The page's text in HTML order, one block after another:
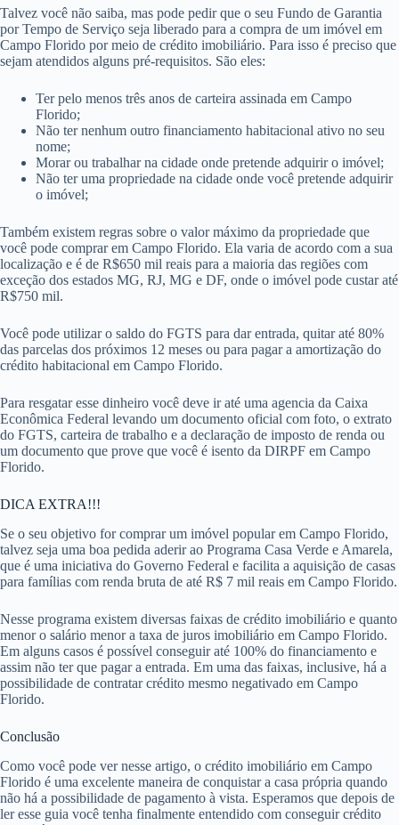
Talvez você não saiba, mas pode pedir que o seu Fundo de Garantia
por Tempo de Serviço seja liberado para a compra de um imóvel em
Campo Florido por meio de crédito imobiliário. Para isso é preciso que
sejam atendidos alguns pré-requisitos. São eles:
Ter pelo menos três anos de carteira assinada em Campo
Florido;
Não ter nenhum outro financiamento habitacional ativo no seu
nome;
Morar ou trabalhar na cidade onde pretende adquirir o imóvel;
Não ter uma propriedade na cidade onde você pretende adquirir
o imóvel;
Também existem regras sobre o valor máximo da propriedade que
você pode comprar em Campo Florido. Ela varia de acordo com a sua
localização e é de R$650 mil reais para a maioria das regiões com
exceção dos estados MG, RJ, MG e DF, onde o imóvel pode custar até
R$750 mil.
Você pode utilizar o saldo do FGTS para dar entrada, quitar até 80%
das parcelas dos próximos 12 meses ou para pagar a amortização do
crédito habitacional em Campo Florido.
Para resgatar esse dinheiro você deve ir até uma agencia da Caixa
Econômica Federal levando um documento oficial com foto, o extrato
do FGTS, carteira de trabalho e a declaração de imposto de renda ou
um documento que prove que você é isento da DIRPF em Campo
Florido.
DICA EXTRA!!!
Se o seu objetivo for comprar um imóvel popular em Campo Florido,
talvez seja uma boa pedida aderir ao Programa Casa Verde e Amarela,
que é uma iniciativa do Governo Federal e facilita a aquisição de casas
para famílias com renda bruta de até R$ 7 mil reais em Campo Florido.
Nesse programa existem diversas faixas de crédito imobiliário e quanto
menor o salário menor a taxa de juros imobiliário em Campo Florido.
Em alguns casos é possível conseguir até 100% do financiamento e
assim não ter que pagar a entrada. Em uma das faixas, inclusive, há a
possibilidade de contratar crédito mesmo negativado em Campo
Florido.
Conclusão
Como você pode ver nesse artigo, o crédito imobiliário em Campo
Florido é uma excelente maneira de conquistar a casa própria quando
não há a possibilidade de pagamento à vista. Esperamos que depois de
ler esse guia você tenha finalmente entendido com conseguir crédito